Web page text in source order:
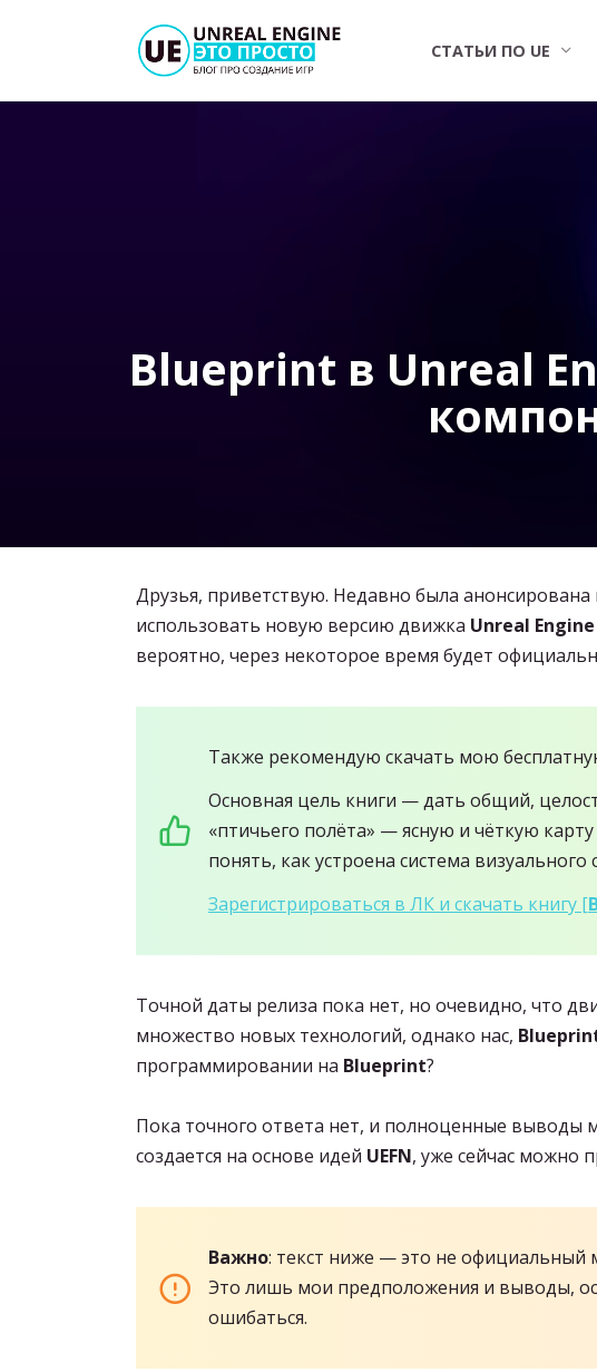
СТАТЬИ ПО UE
Blueprint в Unreal
Друзья, приветствую. Недавно была анонсирована
использовать новую версию движка Unreal
вероятно, через некоторое время будет
Также рекомендую скачать мою
Основная цель книги — дать общий,
«птичьего полёта» — ясную и чёткую
понять, как устроена система визуального
Зарегистрироваться в ЛК и скачать книгу [
Точной даты релиза пока нет, но очевидно, что
множество новых технологий, однако нас,
программировании на Blueprint?
Пока точного ответа нет, и полноценные выводы
создается на основе идей UEFN, уже сейчас можно
Важно: текст ниже — это не официальный
Это лишь мои предположения и выводы,
ошибаться.